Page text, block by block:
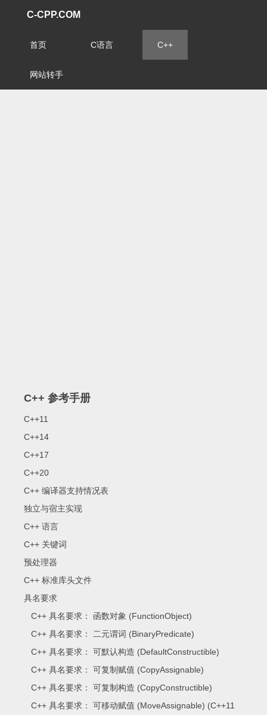
C-CPP.COM
首页 C语言 C++
网站转手
C++ 参考手册
C++11
C++14
C++17
C++20
C++ 编译器支持情况表
独立与宿主实现
C++ 语言
C++ 关键词
预处理器
C++ 标准库头文件
具名要求
C++ 具名要求： 函数对象 (FunctionObject)
C++ 具名要求： 二元谓词 (BinaryPredicate)
C++ 具名要求： 可默认构造 (DefaultConstructible)
C++ 具名要求： 可复制赋值 (CopyAssignable)
C++ 具名要求： 可复制构造 (CopyConstructible)
C++ 具名要求： 可移动赋值 (MoveAssignable) (C++11